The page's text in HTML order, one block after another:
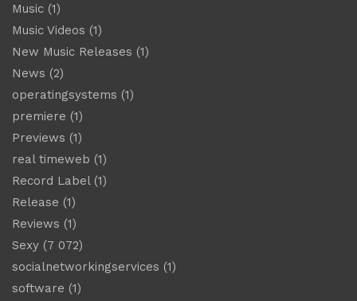
Music (1)
Music Videos (1)
New Music Releases (1)
News (2)
operatingsystems (1)
premiere (1)
Previews (1)
real timeweb (1)
Record Label (1)
Release (1)
Reviews (1)
Sexy (7 072)
socialnetworkingservices (1)
software (1)